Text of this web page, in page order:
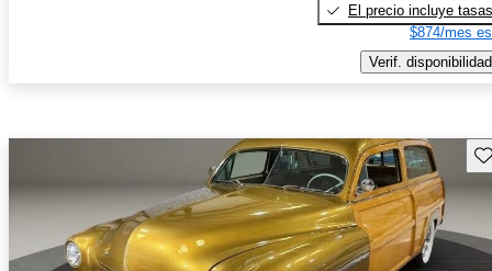
El precio incluye tasas
$874/mes
Verif. disponibilidad